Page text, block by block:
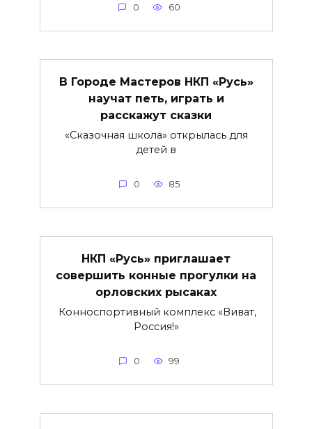
0 60
В Городе Мастеров НКП «Русь»
научат петь, играть и
расскажут сказки
«Сказочная школа» открылась для
детей в
0 85
НКП «Русь» приглашает
совершить конные прогулки на
орловских рысаках
Конноспортивный комплекс «Виват,
Россия!»
0 99